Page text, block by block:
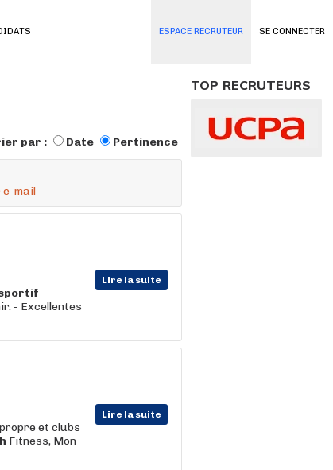
SE CONNECTER
ESPACE RECRUTEUR
par : Date Pertinence
e-mail
Lire la suite
- Excellentes
Lire la suite
et clubs
Fitness, Mon
TOP RECRUTEURS